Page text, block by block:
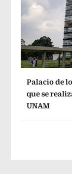
Palacio de
que se
UNAM